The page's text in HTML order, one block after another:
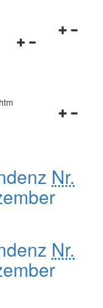
Navigationsmenü
Nr.
Nr.